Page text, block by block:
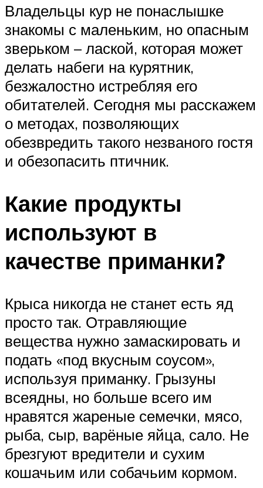
Владельцы кур не понаслышке
знакомы с маленьким, но опасным
зверьком – лаской, которая может
делать набеги на курятник,
безжалостно истребляя его
обитателей. Сегодня мы расскажем
о методах, позволяющих
обезвредить такого незваного гостя
и обезопасить птичник.
Какие продукты
используют в
качестве приманки?
Крыса никогда не станет есть яд
просто так. Отравляющие
вещества нужно замаскировать и
подать «под вкусным соусом»,
используя приманку. Грызуны
всеядны, но больше всего им
нравятся жареные семечки, мясо,
рыба, сыр, варёные яйца, сало. Не
брезгуют вредители и сухим
кошачьим или собачьим кормом.